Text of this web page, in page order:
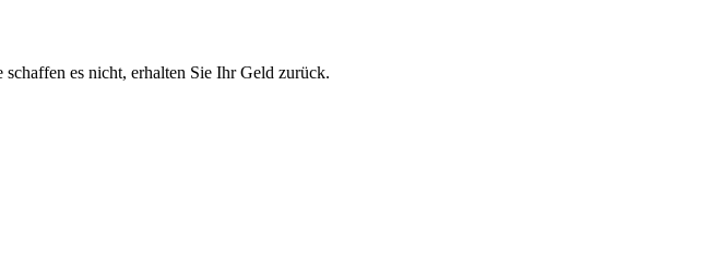
es nicht, erhalten Sie Ihr Geld zurück.